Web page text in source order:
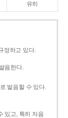
유히
정하고 있다.
음한다.
발음할 수 있다.
있고, 특히 자음